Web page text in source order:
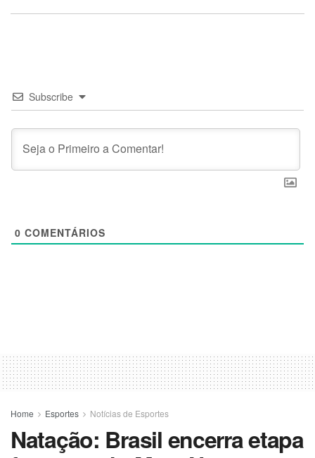
Subscribe
0 COMENTÁRIOS
Home Esportes Notícias de Esportes
Natação: Brasil encerra etapa